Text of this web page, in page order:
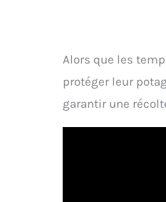
Alors que les
protéger leur
garantir une